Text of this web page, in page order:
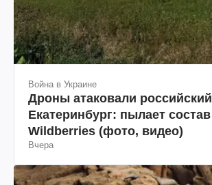
Война в Украине
Дроны атаковали российский
Екатеринбург: пылает состав
Wildberries (фото, видео)
Вчера